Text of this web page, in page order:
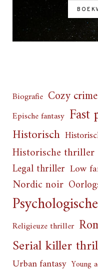
Biografie Cozy crime
Epische fantasy Fast
Historisch
Historische thriller
Legal thriller Low
Nordic noir
Religieuze thriller
Serial killer
Urban fantasy Young